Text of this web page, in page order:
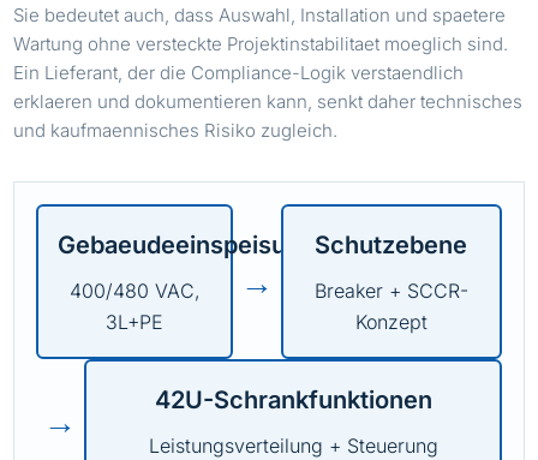
Sie bedeutet auch, dass Auswahl, Installation und spaetere
Wartung ohne versteckte Projektinstabilitaet moeglich sind.
Ein Lieferant, der die Compliance-Logik verstaendlich
erklaeren und dokumentieren kann, senkt daher technisches
und kaufmaennisches Risiko zugleich.
Gebaeudeeinspeisung
400/480 VAC,
3L+PE
→
Schutzebene
Breaker + SCCR-
Konzept
→
42U-Schrankfunktionen
Leistungsverteilung + Steuerung